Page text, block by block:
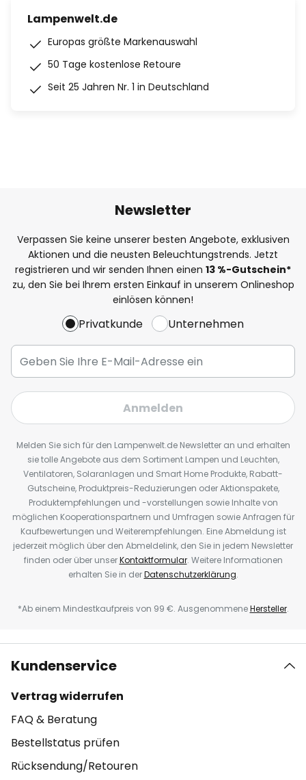
Lampenwelt.de
Europas größte Markenauswahl
50 Tage kostenlose Retoure
Seit 25 Jahren Nr. 1 in Deutschland
Newsletter
Verpassen Sie keine unserer besten Angebote, exklusiven
Aktionen und die neusten Beleuchtungstrends. Jetzt
registrieren und wir senden Ihnen einen 13 %-Gutschein*
zu, den Sie bei Ihrem ersten Einkauf in unserem Onlineshop
einlösen können!
Privatkunde Unternehmen
Anmelden
Melden Sie sich für den Lampenwelt.de Newsletter an und erhalten
sie tolle Angebote aus dem Sortiment Lampen und Leuchten,
Ventilatoren, Solaranlagen und Smart Home Produkte, Rabatt-
Gutscheine, Produktpreis-Reduzierungen oder Aktionspakete,
Produktempfehlungen und -vorstellungen sowie Inhalte von
möglichen Kooperationspartnern und Umfragen sowie Anfragen für
Kaufbewertungen und Weiterempfehlungen. Eine Abmeldung ist
jederzeit möglich über den Abmeldelink, den Sie in jedem Newsletter
finden oder über unserKontaktformular. Weitere Informationen
erhalten Sie in derDatenschutzerklärung.
*Ab einem Mindestkaufpreis von 99 €. AusgenommeneHersteller.
Kundenservice
Vertrag widerrufen
FAQ & Beratung
Bestellstatus prüfen
Rücksendung/Retouren